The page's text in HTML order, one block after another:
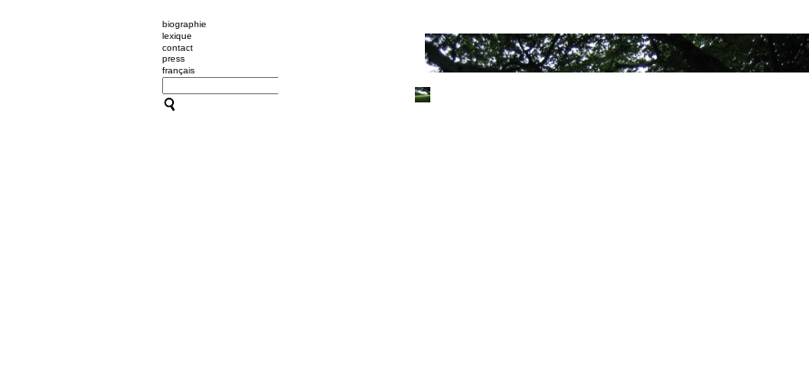
biographie
lexique
contact
press
français